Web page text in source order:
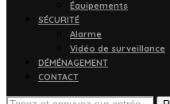
Équipements
SÉCURITÉ
Alarme
Vidéo de surveillance
DÉMÉNAGEMENT
CONTACT